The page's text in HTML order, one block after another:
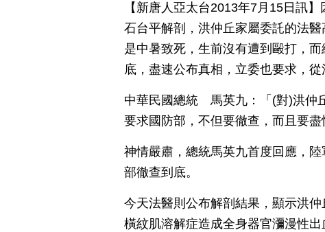
【新唐人亞太台2013年7月15日訊
石台平解剖，洪仲丘家屬委託的法
是中暑致死，生前沒有遭到毆打，
底，盡速公布真相，立委也要求，從
中華民國總統 馬英九：「(對)洪仲
要求國防部，不但要徹查，而且要盡
神情嚴肅，總統馬英九首度回應，
部徹查到底。
今天法醫則公布解剖結果，顯示洪
橫紋肌溶解症造成全身器官瀰漫性